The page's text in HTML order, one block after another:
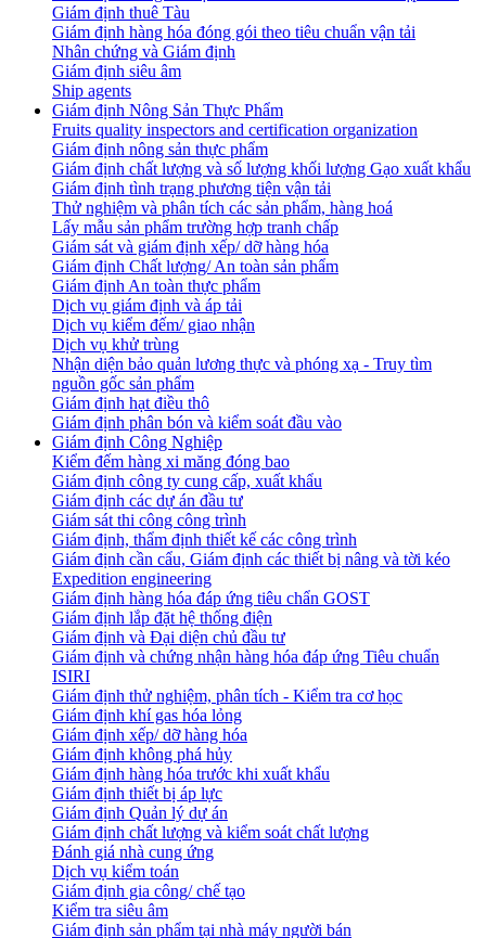
Giám định thuê Tàu
Giám định hàng hóa đóng gói theo tiêu chuẩn vận tải
Nhân chứng và Giám định
Giám định siêu âm
Ship agents
Giám định Nông Sản Thực Phẩm
Fruits quality inspectors and certification organization
Giám định nông sản thực phẩm
Giám định chất lượng và số lượng khối lượng Gạo xuất khẩu
Giám định tình trạng phương tiện vận tải
Thử nghiệm và phân tích các sản phẩm, hàng hoá
Lấy mẫu sản phẩm trường hợp tranh chấp
Giám sát và giám định xếp/ dỡ hàng hóa
Giám định Chất lượng/ An toàn sản phẩm
Giám định An toàn thực phẩm
Dịch vụ giám định và áp tải
Dịch vụ kiểm đếm/ giao nhận
Dịch vụ khử trùng
Nhận diện bảo quản lương thực và phóng xạ - Truy tìm
nguồn gốc sản phẩm
Giám định hạt điều thô
Giám định phân bón và kiểm soát đầu vào
Giám định Công Nghiệp
Kiểm đếm hàng xi măng đóng bao
Giám định công ty cung cấp, xuất khẩu
Giám định các dự án đầu tư
Giám sát thi công công trình
Giám định, thẩm định thiết kế các công trình
Giám định cần cẩu, Giám định các thiết bị nâng và tời kéo
Expedition engineering
Giám định hàng hóa đáp ứng tiêu chẩn GOST
Giám định lắp đặt hệ thống điện
Giám định và Đại diện chủ đầu tư
Giám định và chứng nhận hàng hóa đáp ứng Tiêu chuẩn
ISIRI
Giám định thử nghiệm, phân tích - Kiểm tra cơ học
Giám định khí gas hóa lỏng
Giám định xếp/ dỡ hàng hóa
Giám định không phá hủy
Giám định hàng hóa trước khi xuất khẩu
Giám định thiết bị áp lực
Giám định Quản lý dự án
Giám định chất lượng và kiểm soát chất lượng
Đánh giá nhà cung ứng
Dịch vụ kiểm toán
Giám định gia công/ chế tạo
Kiểm tra siêu âm
Giám định sản phẩm tại nhà máy người bán